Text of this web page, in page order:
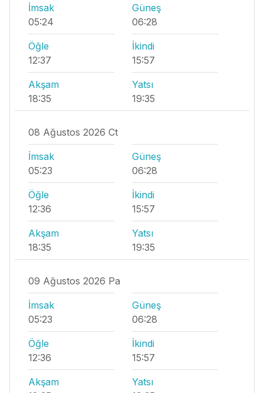
İmsak
05:24
Güneş
06:28
Öğle
12:37
İkindi
15:57
Akşam
18:35
Yatsı
19:35
08 Ağustos 2026 Ct
İmsak
05:23
Güneş
06:28
Öğle
12:36
İkindi
15:57
Akşam
18:35
Yatsı
19:35
09 Ağustos 2026 Pa
İmsak
05:23
Güneş
06:28
Öğle
12:36
İkindi
15:57
Akşam
Yatsı